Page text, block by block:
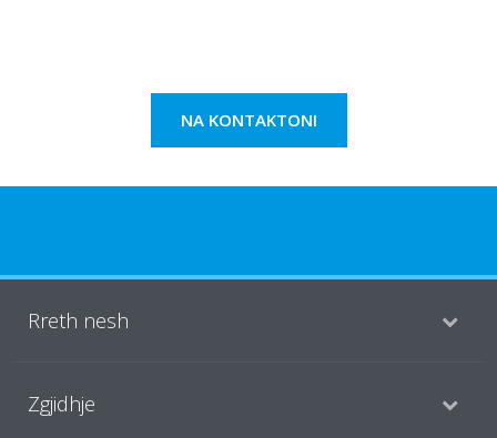
NA KONTAKTONI
Rreth nesh
Zgjidhje